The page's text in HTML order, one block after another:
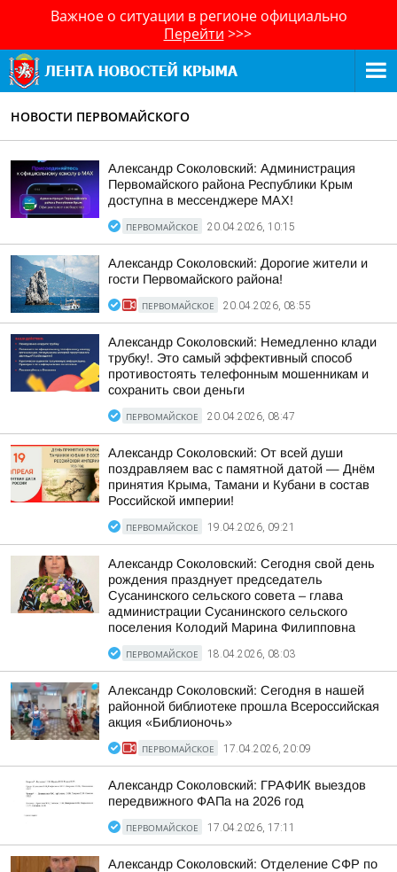
Важное о ситуации в регионе официально
Перейти >>>
НОВОСТИ ПЕРВОМАЙСКОГО
Александр Соколовский: Администрация
Первомайского района Республики Крым
доступна в мессенджере MAX!
ПЕРВОМАЙСКОЕ 20.04.2026, 10:15
Александр Соколовский: Дорогие жители и
гости Первомайского района!
ПЕРВОМАЙСКОЕ 20.04.2026, 08:55
Александр Соколовский: Немедленно клади
трубку!. Это самый эффективный способ
противостоять телефонным мошенникам и
сохранить свои деньги
ПЕРВОМАЙСКОЕ 20.04.2026, 08:47
Александр Соколовский: От всей души
поздравляем вас с памятной датой — Днём
принятия Крыма, Тамани и Кубани в состав
Российской империи!
ПЕРВОМАЙСКОЕ 19.04.2026, 09:21
Александр Соколовский: Сегодня свой день
рождения празднует председатель
Сусанинского сельского совета – глава
администрации Сусанинского сельского
поселения Колодий Марина Филипповна
ПЕРВОМАЙСКОЕ 18.04.2026, 08:03
Александр Соколовский: Сегодня в нашей
районной библиотеке прошла Всероссийская
акция «Библионочь»
ПЕРВОМАЙСКОЕ 17.04.2026, 20:09
Александр Соколовский: ГРАФИК выездов
передвижного ФАПа на 2026 год
ПЕРВОМАЙСКОЕ 17.04.2026, 17:11
Александр Соколовский: Отделение СФР по